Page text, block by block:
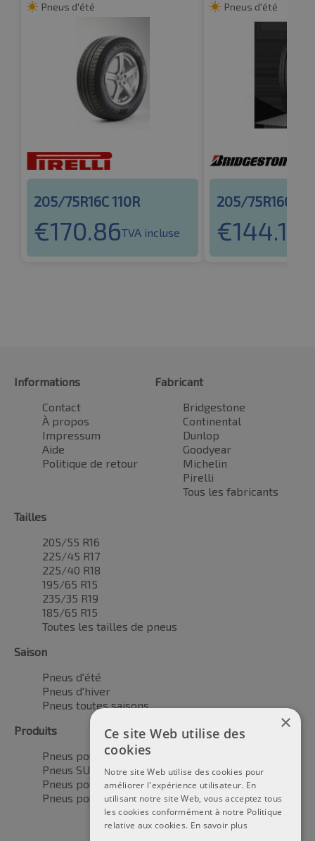
Pneus d'été
205/75R16C 110R
€170.86TVA incluse
Pneus d'été
205/75R16C
€144.14
Informations
Contact
À propos
Impressum
Aide
Politique de retour
Fabricant
Bridgestone
Continental
Dunlop
Goodyear
Michelin
Pirelli
Tous les fabricants
Tailles
205/55 R16
225/45 R17
225/40 R18
195/65 R15
235/35 R19
185/65 R15
Toutes les tailles de pneus
Saison
Pneus d'été
Pneus d'hiver
Pneus toutes saisons
Produits
Pneus pour voitures
Pneus SUV / 4x4
Pneus pour camionnettes
Pneus pour motos
×
Ce site Web utilise des
cookies
Notre site Web utilise des cookies pour
améliorer l'expérience utilisateur. En
utilisant notre site Web, vous acceptez tous
les cookies conformément à notre Politique
relative aux cookies. En savoir plus